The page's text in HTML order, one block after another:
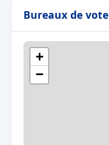
Bureaux de vote
+
−